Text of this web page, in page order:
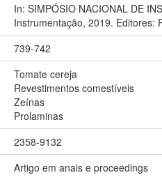
In: SIMPÓSIO NACIONAL DE
Instrumentação, 2019. Editores:
739-742
Tomate cereja
Revestimentos comestíveis
Zeínas
Prolaminas
2358-9132
Artigo em anais e proceedings